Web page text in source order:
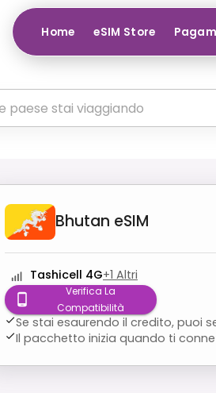
Home eSIM Store
Bhutan eSIM
Tashicell 4G+1 Altri
Verifica La
Compatibilità
Se stai esaurendo il credito, puoi
Il pacchetto inizia quando ti